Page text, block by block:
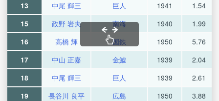
13
中尾 輝三 巨人 1941
1.54
15
政野 岩夫 南海 1940
1.99
16
高橋 輝 国鉄 1950
5.76
17
中山 正嘉 金鯱 1939
2.04
18
中尾 輝三 巨人 1939
2.61
19
長谷川 良平 広島 1950
3.88